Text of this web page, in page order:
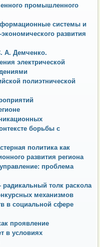
промышленного
системы и
развития
А. Демченко.
электрической
полиэтнической
борьбы с
политика как
развития региона
проблема
толк раскола
механизмов
в социальной сфере
проявление
в условиях